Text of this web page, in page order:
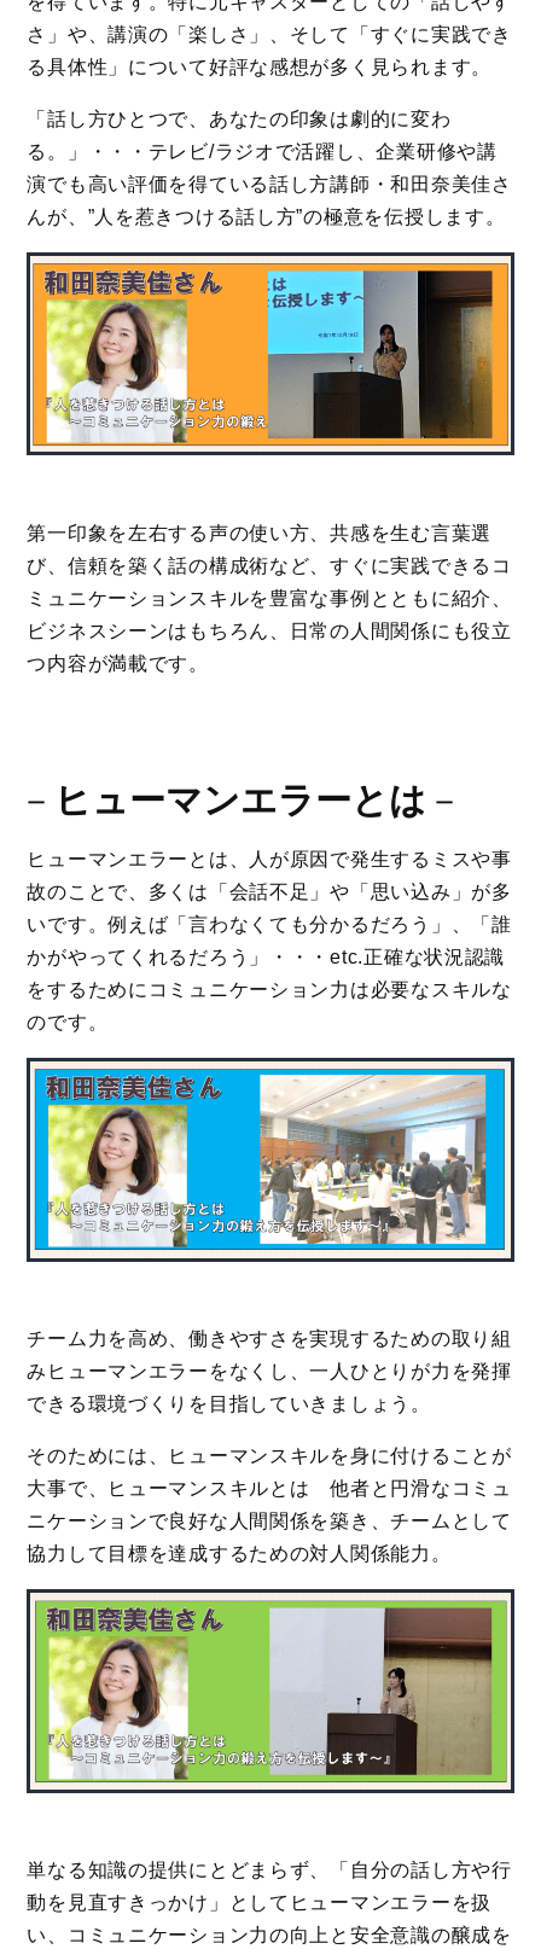
さ」や、講演の「楽しさ」、そして「すぐに実践でき
る具体性」について好評な感想が多く見られます。
「話し方ひとつで、あなたの印象は劇的に変わ
る。」・・・テレビ/ラジオで活躍し、企業研修や講
演でも高い評価を得ている話し方講師・和田奈美佳さ
んが、”人を惹きつける話し方”の極意を伝授します。
第一印象を左右する声の使い方、共感を生む言葉選
び、信頼を築く話の構成術など、すぐに実践できるコ
ミュニケーションスキルを豊富な事例とともに紹介、
ビジネスシーンはもちろん、日常の人間関係にも役立
つ内容が満載です。
－ ヒューマンエラーとは －
ヒューマンエラーとは、人が原因で発生するミスや事
故のことで、多くは「会話不足」や「思い込み」が多
いです。例えば「言わなくても分かるだろう」、「誰
かがやってくれるだろう」・・・etc.正確な状況認識
をするためにコミュニケーション力は必要なスキルな
のです。
チーム力を高め、働きやすさを実現するための取り組
みヒューマンエラーをなくし、一人ひとりが力を発揮
できる環境づくりを目指していきましょう。
そのためには、ヒューマンスキルを身に付けることが
大事で、ヒューマンスキルとは
他者と円滑なコミュ
ニケーションで良好な人間関係を築き、チームとして
協力して目標を達成するための対人関係能力。
単なる知識の提供にとどまらず、「自分の話し方や行
動を見直すきっかけ」としてヒューマンエラーを扱
い、コミュニケーション力の向上と安全意識の醸成を